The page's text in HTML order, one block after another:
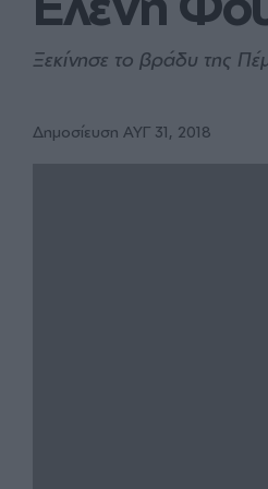
Ξεκίνησε το βράδυ της
Δημοσίευση ΑΥΓ 31, 2018